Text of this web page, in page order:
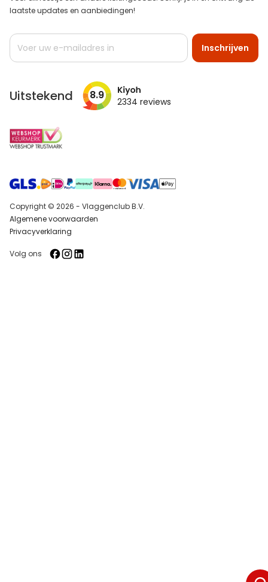
laatste updates en aanbiedingen!
Abonneer
op
Inschrijven
Uitstekend 8.9 2334 reviews
Copyright © 2026 - Vlaggenclub B.V.
Algemene voorwaarden
Privacyverklaring
Volg ons